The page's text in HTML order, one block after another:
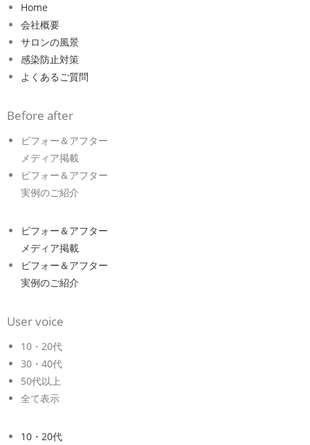
Home
会社概要
サロンの風景
感染防止対策
よくあるご質問
Before after
ビフォー＆アフター
メディア掲載
ビフォー＆アフター
実例のご紹介
ビフォー＆アフター
メディア掲載
ビフォー＆アフター
実例のご紹介
User voice
10・20代
30・40代
50代以上
全て表示
10・20代